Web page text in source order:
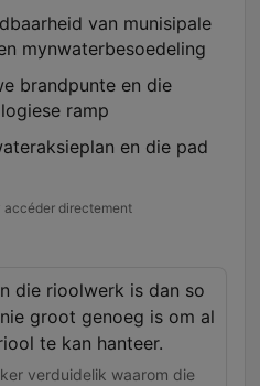
van munisipale
mynwaterbesoedeling
brandpunte en die
ramp
en die pad
accéder directement
die rioolwerk is dan so
groot genoeg is om al
te kan hanteer.
verduidelik waarom die